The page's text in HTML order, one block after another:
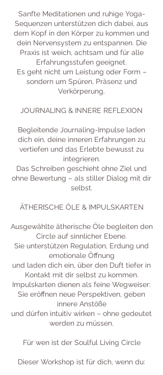
Sanfte Meditationen und ruhige Yoga-
Sequenzen unterstützen dich dabei, aus
dem Kopf in den Körper zu kommen und
dein Nervensystem zu entspannen. Die
Praxis ist weich, achtsam und für alle
Erfahrungsstufen geeignet.
Es geht nicht um Leistung oder Form –
sondern um Spüren, Präsenz und
Verkörperung.
JOURNALING & INNERE REFLEXION
Begleitende Journaling-Impulse laden
dich ein, deine inneren Erfahrungen zu
vertiefen und das Erlebte bewusst zu
integrieren.
Das Schreiben geschieht ohne Ziel und
ohne Bewertung – als stiller Dialog mit dir
selbst.
ÄTHERISCHE ÖLE & IMPULSKARTEN
Ausgewählte ätherische Öle begleiten den
Circle auf sinnlicher Ebene.
Sie unterstützen Regulation, Erdung und
emotionale Öffnung
und laden dich ein, über den Duft tiefer in
Kontakt mit dir selbst zu kommen.
Impulskarten dienen als feine Wegweiser:
Sie eröffnen neue Perspektiven, geben
innere Anstöße
und dürfen intuitiv wirken – ohne gedeutet
werden zu müssen.
Für wen ist der Soulful Living Circle
Dieser Workshop ist für dich, wenn du: